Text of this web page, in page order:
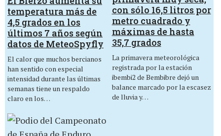
temperatura más de
4,5 grados en los
últimos 7 años según
datos de MeteoSpyfly
El calor que muchos bercianos
han sentido con especial
intensidad durante las últimas
semanas tiene un respaldo
claro en los…
con sólo 16,5 litros por
metro cuadrado y
máximas de hasta
35,7 grados
La primavera meteorológica
registrada por la estación
ibembi2 de Bembibre dejó un
balance marcado por la escasez
de lluvia y…